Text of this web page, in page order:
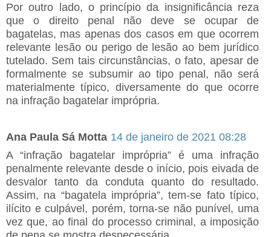
Por outro lado, o princípio da insignificância reza
que o direito penal não deve se ocupar de
bagatelas, mas apenas dos casos em que ocorrem
relevante lesão ou perigo de lesão ao bem jurídico
tutelado. Sem tais circunstâncias, o fato, apesar de
formalmente se subsumir ao tipo penal, não será
materialmente típico, diversamente do que ocorre
na infração bagatelar imprópria.
Ana Paula Sá Motta 14 de janeiro de 2021 08:28
A “infração bagatelar imprópria” é uma infração
penalmente relevante desde o início, pois eivada de
desvalor tanto da conduta quanto do resultado.
Assim, na “bagatela imprópria”, tem-se fato típico,
ilícito e culpável, porém, torna-se não punível, uma
vez que, ao final do processo criminal, a imposição